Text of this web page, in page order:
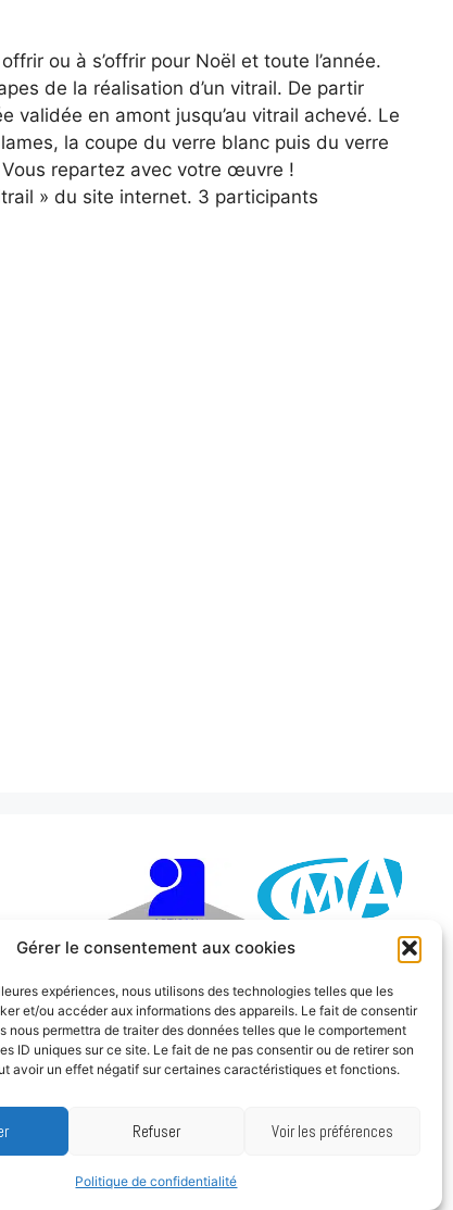
Gérer le consentement aux cookies
expériences, nous utilisons des technologies telles que les
et/ou accéder aux informations des appareils. Le fait de consentir
nous permettra de traiter des données telles que le comportement
ID uniques sur ce site. Le fait de ne pas consentir ou de retirer son
avoir un effet négatif sur certaines caractéristiques et fonctions.
Refuser Voir les préférences
Politique de confidentialité
ou à s’offrir pour Noël et toute l’année.
de la réalisation d’un vitrail. De partir
validée en amont jusqu’au vitrail achevé. Le
la coupe du verre blanc puis du verre
repartez avec votre œuvre !
» du site internet. 3 participants